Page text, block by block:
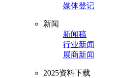
媒体登记
新闻
新闻稿
行业新闻
展商新闻
2025资料下载